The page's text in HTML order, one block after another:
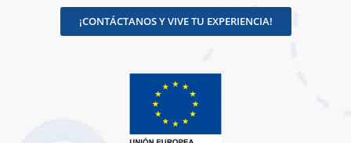
¡CONTÁCTANOS Y VIVE TU EXPERIENCIA!